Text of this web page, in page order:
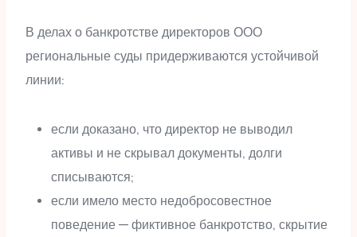
В делах о банкротстве директоров ООО
региональные суды придерживаются устойчивой
линии:
если доказано, что директор не выводил
активы и не скрывал документы, долги
списываются;
если имело место недобросовестное
поведение — фиктивное банкротство, скрытие